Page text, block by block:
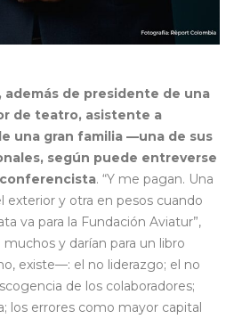
además de presidente de una
de teatro, asistente a
una gran familia —una de sus
según puede entreverse
. “Y me pagan. Una
exterior y otra en pesos cuando
va para la Fundación Aviatur”,
y darían para un libro
existe—: el no liderazgo; el no
de los colaboradores;
los errores como mayor capital